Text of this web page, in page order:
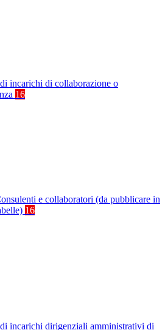
incarichi di collaborazione o
16
e collaboratori (da pubblicare in
16
incarichi dirigenziali amministrativi di